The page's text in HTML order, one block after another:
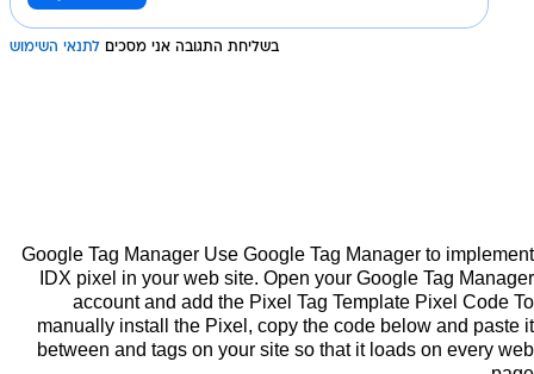
בשליחת התגובה אני מסכים לתנאי השימוש
Google Tag Manager Use Google Tag Manager to implement
IDX pixel in your web site. Open your Google Tag Manager
account and add the Pixel Tag Template Pixel Code To
manually install the Pixel, copy the code below and paste it
between and tags on your site so that it loads on every web